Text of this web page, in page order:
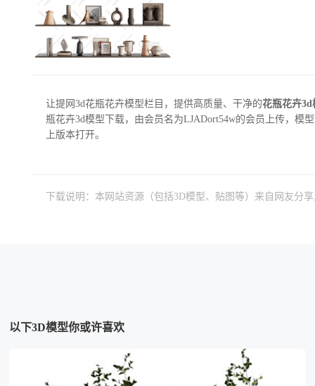
让提网3d花瓶花卉模型栏目，提供高质量、干净的花瓶花卉3d
瓶花卉3d模型下载，由会员名为LJADort54w的会员上传，模
上版本打开。
下载说明：本网站资源（包括3D模型、贴图等）来自网友分
以下3D模型你或许喜欢